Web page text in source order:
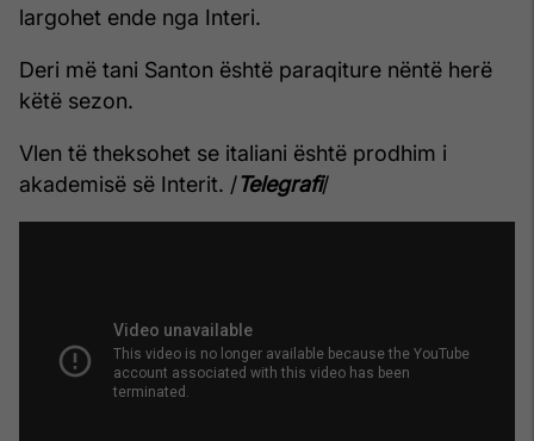
largohet ende nga Interi.
Deri më tani Santon është paraqiture nëntë herë
këtë sezon.
Vlen të theksohet se italiani është prodhim i
akademisë së Interit. /Telegrafi/